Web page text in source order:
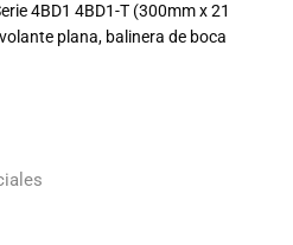
4BD1 4BD1-T (300mm x 21
plana, balinera de boca